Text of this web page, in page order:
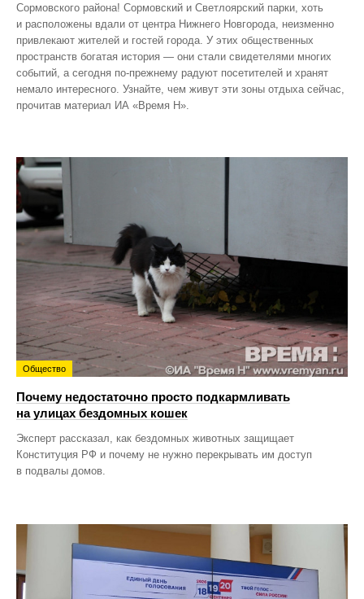
Сормовского района! Сормовский и Светлоярский парки, хоть
и расположены вдали от центра Нижнего Новгорода, неизменно
привлекают жителей и гостей города. У этих общественных
пространств богатая история — они стали свидетелями многих
событий, а сегодня по‑прежнему радуют посетителей и хранят
немало интересного. Узнайте, чем живут эти зоны отдыха сейчас,
прочитав материал ИА «Время Н».
Общество
Почему недостаточно просто подкармливать
на улицах бездомных кошек
Эксперт рассказал, как бездомных животных защищает
Конституция РФ и почему не нужно перекрывать им доступ
в подвалы домов.